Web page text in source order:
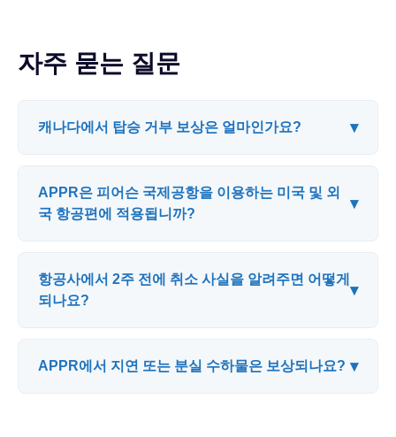
자주 묻는 질문
캐나다에서 탑승 거부 보상은 얼마인가요? ▾
APPR은 피어슨 국제공항을 이용하는 미국 및 외
국 항공편에 적용됩니까?
▾
항공사에서 2주 전에 취소 사실을 알려주면 어떻게
되나요?
▾
APPR에서 지연 또는 분실 수하물은 보상되나요? ▾